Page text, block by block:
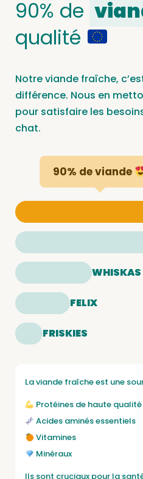
90% de
qualité
Notre viande fraîche,
différence. Nous en
pour satisfaire les
chat.
90% de viande
WHISKAS
FELIX
FRISKIES
La viande fraîche est une
Protéines de haute qualité
Acides aminés essentiels
Vitamines
Minéraux
Ils sont cruciaux pour la